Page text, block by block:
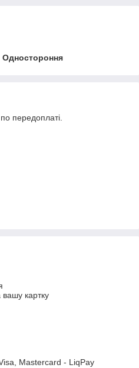
Одностороння
передоплаті.
вашу картку
Mastercard - LiqPay